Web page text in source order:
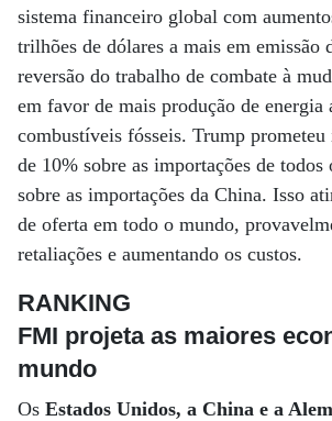
sistema financeiro global com
trilhões de dólares a mais em emissão
reversão do trabalho de combate à
em favor de mais produção de energia
combustíveis fósseis. Trump
de 10% sobre as importações de todos
sobre as importações da China. Isso
de oferta em todo o mundo,
retaliações e aumentando os custos.
RANKING
FMI projeta as maiores
mundo
Os Estados Unidos, a China e a